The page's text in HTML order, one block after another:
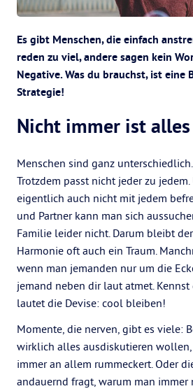
Es gibt Menschen, die einfach
reden zu viel, andere sagen kein
Negative. Was du brauchst, ist eine
Strategie!
Nicht immer ist
Menschen sind ganz
Trotzdem passt nicht jeder zu
eigentlich auch nicht mit jedem
und Partner kann man sich
Familie leider nicht. Darum bleibt
Harmonie oft auch ein Traum.
wenn man jemanden nur um die
jemand neben dir laut atmet. Kennst
lautet die Devise: cool bleiben!
Momente, die nerven, gibt es viele:
wirklich alles ausdiskutieren
immer an allem rummeckert. Oder
andauernd fragt, warum man immer